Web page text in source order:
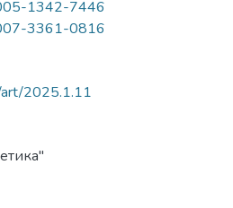
1342-7446
3361-0816
2025.1.11